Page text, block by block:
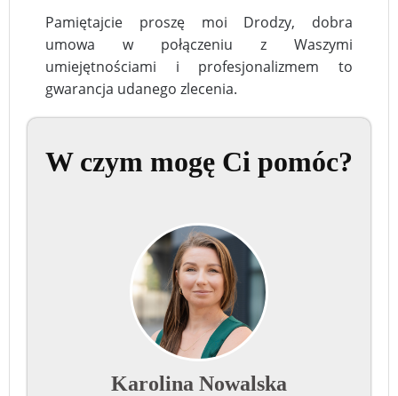
Pamiętajcie proszę moi Drodzy, dobra
umowa w połączeniu z Waszymi
umiejętnościami i profesjonalizmem to
gwarancja udanego zlecenia.
W czym mogę Ci pomóc?
Karolina Nowalska